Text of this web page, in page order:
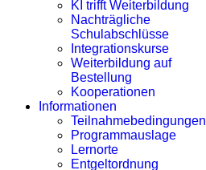
KI trifft Weiterbildung
Nachträgliche
Schulabschlüsse
Integrationskurse
Weiterbildung auf
Bestellung
Kooperationen
Informationen
Teilnahmebedingungen
Programmauslage
Lernorte
Entgeltordnung